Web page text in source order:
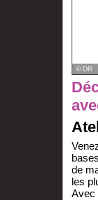
© DR
de
les
Avec